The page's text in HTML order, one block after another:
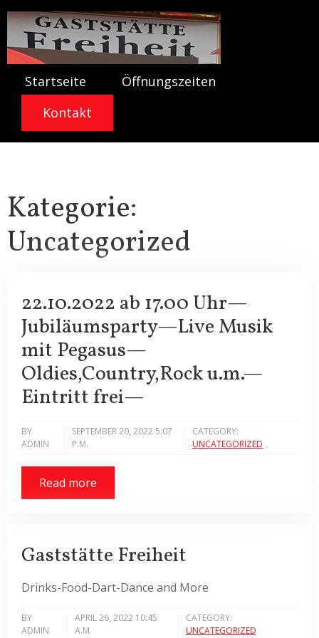
Skip
to
content
Startseite
Öffnungszeiten
Kontakt
Kategorie:
Uncategorized
22.10.2022 ab 17.00 Uhr—
Jubiläumsparty—Live Musik
mit Pegasus—
Oldies,Country,Rock u.m.—
Eintritt frei—
BY
ADMIN
SEPTEMBER 20, 2022 5:07
P.M.
CATEGORY:
UNCATEGORIZED
Read more
Gaststätte Freiheit
Drinks-Food-Dart-Dance and More
BY
ADMIN
APRIL 26, 2022 10:45
A.M.
CATEGORY:
UNCATEGORIZED